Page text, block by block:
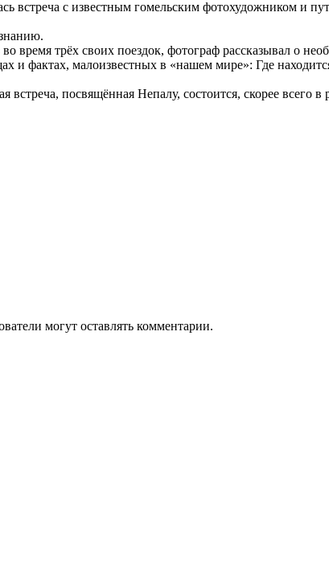
встреча с известным гомельским фотохудожником
время трёх своих поездок, фотограф рассказывал о
и фактах, малоизвестных в «нашем мире»: Где
встреча, посвящённая Непалу, состоится, скорее всего
могут оставлять комментарии.